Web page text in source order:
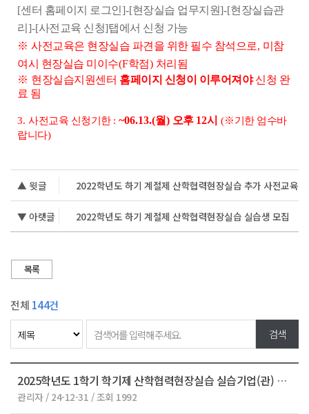
[센터 홈페이지 로그인 ]-[현장실습 업무지원]-[현장실습관
리 ]-[사전교육 신청]탭에서 신청 가능
※ 사전교육은 현장실습 파견을 위한 필수 참석으로, 미참
여시 현장실습 미이수(F학점) 처리됨
※ 현장실습지원센터 홈페이지 신청이 이루어져야 신청 완
료 됨
3. 사전교육 신청기한 : ~06.13.(월) 오후 12시 (※기한 엄수바
랍니다)
▲ 윗글 2022학년도 하기 계절제 산학협력현장실습 추가 사전교육
▼ 아랫글 2022학년도 하기 계절제 산학협력현장실습 실습생 모집
목록
전체 144건
2025학년도 1학기 학기제 산학협력현장실습 실습기업(관) 모집 안내
관리자 / 24-12-31 / 조회 1992